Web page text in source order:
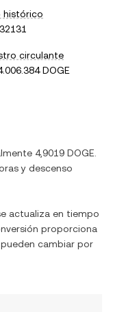
histórico
circulante
DOGE
4,9019 DOGE
y descenso
actualiza en tiempo
proporciona
cambiar por